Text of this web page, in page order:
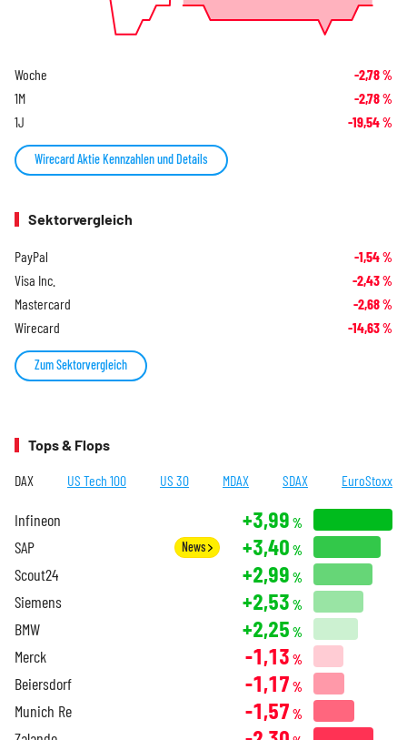
Woche -2,78%
1M -2,78%
1J -19,54%
Wirecard Aktie Kennzahlen und Details
Sektorvergleich
PayPal -1,54%
Visa Inc. -2,43%
Mastercard -2,68%
Wirecard -14,63%
Zum Sektorvergleich
Tops & Flops
DAX US Tech 100 US 30 MDAX SDAX EuroStoxx
Infineon +3,99 %
SAP News +3,40 %
Scout24 +2,99 %
Siemens +2,53 %
BMW +2,25 %
Merck -1,13 %
Beiersdorf -1,17 %
Munich Re -1,57 %